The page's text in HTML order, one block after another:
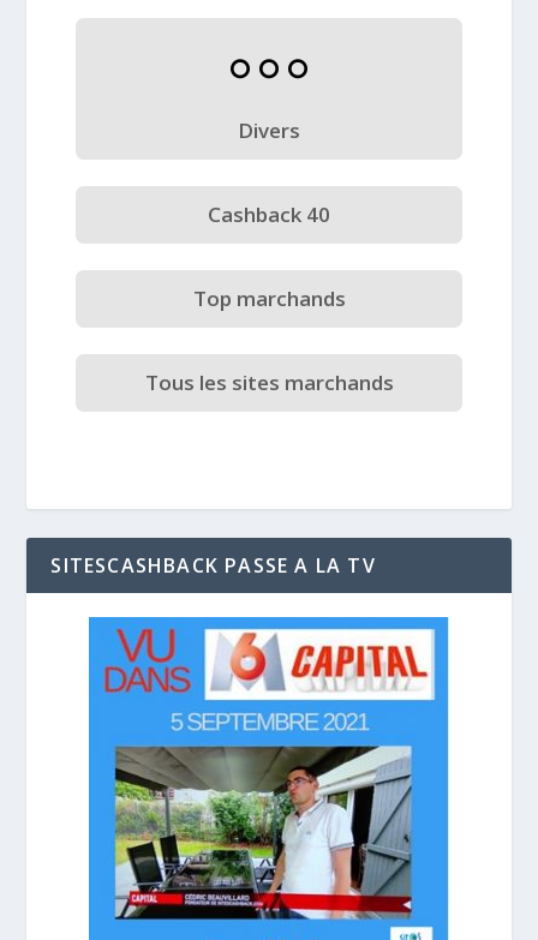
Divers
Cashback 40
Top marchands
Tous les sites marchands
SITESCASHBACK PASSE A LA TV